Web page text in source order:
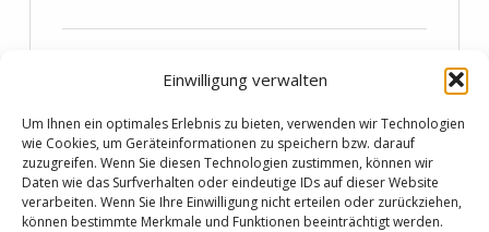
Einwilligung verwalten
Um Ihnen ein optimales Erlebnis zu bieten, verwenden wir Technologien
wie Cookies, um Geräteinformationen zu speichern bzw. darauf
zuzugreifen. Wenn Sie diesen Technologien zustimmen, können wir
Daten wie das Surfverhalten oder eindeutige IDs auf dieser Website
verarbeiten. Wenn Sie Ihre Einwilligung nicht erteilen oder zurückziehen,
können bestimmte Merkmale und Funktionen beeinträchtigt werden.
VERÖFFENTLICHT AM: 24. September 2017
Ist das nicht toll? Ich bin so dankbar
für den Presseartikel im Wochenblatt
Weil der Stadt vergangene Woche
über die Veröffentlichung und